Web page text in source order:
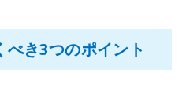
き3つのポイント